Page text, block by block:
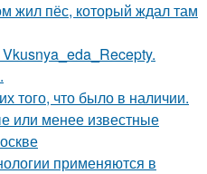
жил пёс, который ждал там
того, что было в наличии.
или менее известные
применяются в